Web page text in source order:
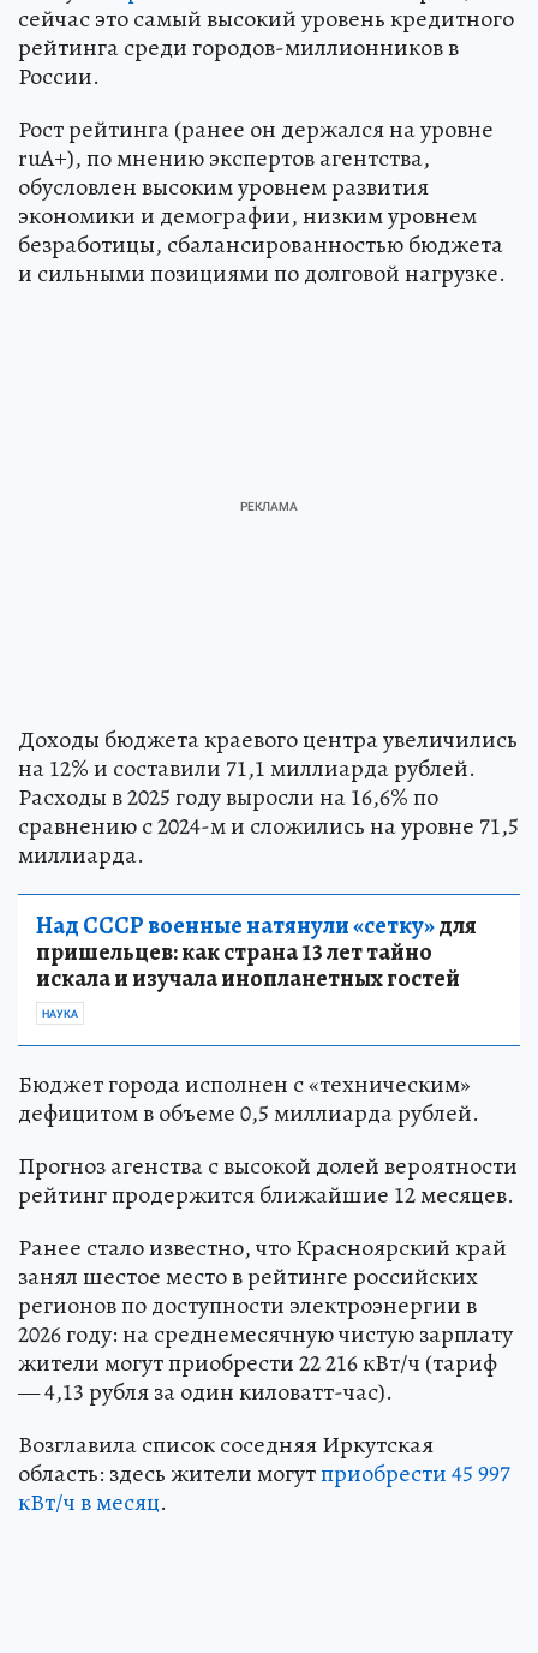
сейчас это самый высокий уровень кредитного
рейтинга среди городов-миллионников в
России.
Рост рейтинга (ранее он держался на уровне
ruА+), по мнению экспертов агентства,
обусловлен высоким уровнем развития
экономики и демографии, низким уровнем
безработицы, сбалансированностью бюджета
и сильными позициями по долговой нагрузке.
Доходы бюджета краевого центра увеличились
на 12% и составили 71,1 миллиарда рублей.
Расходы в 2025 году выросли на 16,6% по
сравнению с 2024-м и сложились на уровне 71,5
миллиарда.
Над СССР военные натянули «сетку»для
пришельцев: как страна 13 лет тайно
искала и изучала инопланетных гостей
НАУКА
Бюджет города исполнен с «техническим»
дефицитом в объеме 0,5 миллиарда рублей.
Прогноз агенства с высокой долей вероятности
рейтинг продержится ближайшие 12 месяцев.
Ранее стало известно, что Красноярский край
занял шестое место в рейтинге российских
регионов по доступности электроэнергии в
2026 году: на среднемесячную чистую зарплату
жители могут приобрести 22 216 кВт/ч (тариф
— 4,13 рубля за один киловатт-час).
Возглавила список соседняя Иркутская
область: здесь жители могутприобрести 45 997
кВт/ч в месяц.